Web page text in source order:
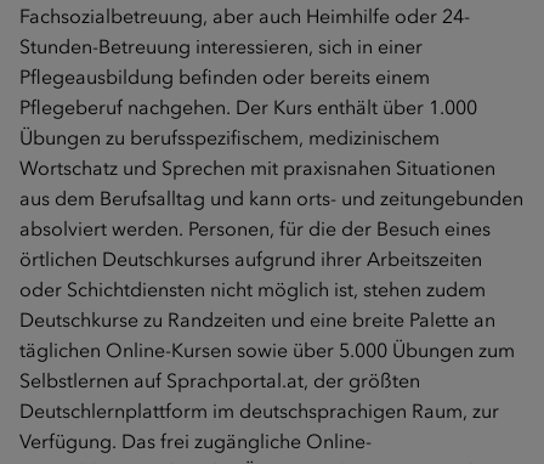
Fachsozialbetreuung, aber auch Heimhilfe oder 24-
Stunden-Betreuung interessieren, sich in einer
Pflegeausbildung befinden oder bereits einem
Pflegeberuf nachgehen. Der Kurs enthält über 1.000
Übungen zu berufsspezifischem, medizinischem
Wortschatz und Sprechen mit praxisnahen Situationen
aus dem Berufsalltag und kann orts- und zeitungebunden
absolviert werden. Personen, für die der Besuch eines
örtlichen Deutschkurses aufgrund ihrer Arbeitszeiten
oder Schichtdiensten nicht möglich ist, stehen zudem
Deutschkurse zu Randzeiten und eine breite Palette an
täglichen Online-Kursen sowie über 5.000 Übungen zum
Selbstlernen auf Sprachportal.at, der größten
Deutschlernplattform im deutschsprachigen Raum, zur
Verfügung. Das frei zugängliche Online-